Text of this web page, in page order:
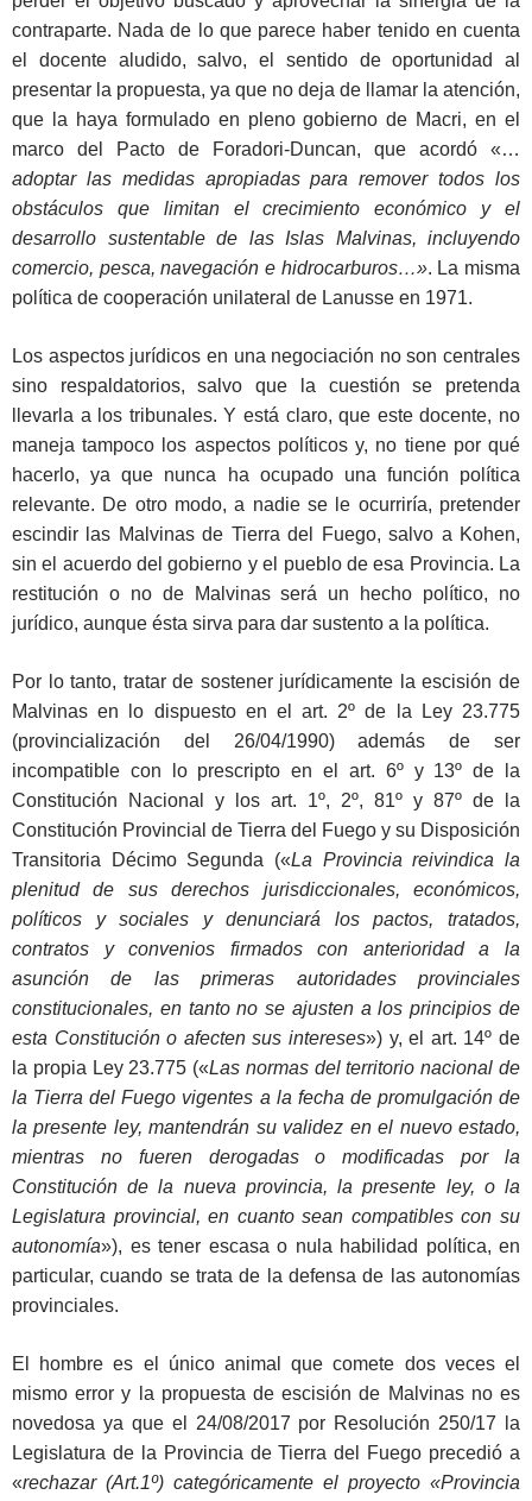
contraparte. Nada de lo que parece haber tenido en cuenta
el docente aludido, salvo, el sentido de oportunidad al
presentar la propuesta, ya que no deja de llamar la atención,
que la haya formulado en pleno gobierno de Macri, en el
marco del Pacto de Foradori-Duncan, que acordó «…
adoptar las medidas apropiadas para remover todos los
obstáculos que limitan el crecimiento económico y el
desarrollo sustentable de las Islas Malvinas, incluyendo
comercio, pesca, navegación e hidrocarburos…». La misma
política de cooperación unilateral de Lanusse en 1971.
Los aspectos jurídicos en una negociación no son centrales
sino respaldatorios, salvo que la cuestión se pretenda
llevarla a los tribunales. Y está claro, que este docente, no
maneja tampoco los aspectos políticos y, no tiene por qué
hacerlo, ya que nunca ha ocupado una función política
relevante. De otro modo, a nadie se le ocurriría, pretender
escindir las Malvinas de Tierra del Fuego, salvo a Kohen,
sin el acuerdo del gobierno y el pueblo de esa Provincia. La
restitución o no de Malvinas será un hecho político, no
jurídico, aunque ésta sirva para dar sustento a la política.
Por lo tanto, tratar de sostener jurídicamente la escisión de
Malvinas en lo dispuesto en el art. 2º de la Ley 23.775
(provincialización del 26/04/1990) además de ser
incompatible con lo prescripto en el art. 6º y 13º de la
Constitución Nacional y los art. 1º, 2º, 81º y 87º de la
Constitución Provincial de Tierra del Fuego y su Disposición
Transitoria Décimo Segunda («La Provincia reivindica la
plenitud de sus derechos jurisdiccionales, económicos,
políticos y sociales y denunciará los pactos, tratados,
contratos y convenios firmados con anterioridad a la
asunción de las primeras autoridades provinciales
constitucionales, en tanto no se ajusten a los principios de
esta Constitución o afecten sus intereses») y, el art. 14º de
la propia Ley 23.775 («Las normas del territorio nacional de
la Tierra del Fuego vigentes a la fecha de promulgación de
la presente ley, mantendrán su validez en el nuevo estado,
mientras no fueren derogadas o modificadas por la
Constitución de la nueva provincia, la presente ley, o la
Legislatura provincial, en cuanto sean compatibles con su
autonomía»), es tener escasa o nula habilidad política, en
particular, cuando se trata de la defensa de las autonomías
provinciales.
El hombre es el único animal que comete dos veces el
mismo error y la propuesta de escisión de Malvinas no es
novedosa ya que el 24/08/2017 por Resolución 250/17 la
Legislatura de la Provincia de Tierra del Fuego precedió a
«rechazar (Art.1º) categóricamente el proyecto «Provincia